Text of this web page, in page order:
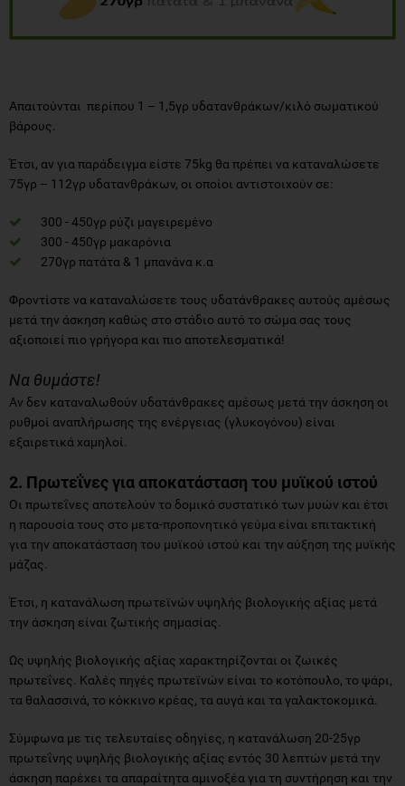
Απαιτούνται περίπου 1 – 1,5γρ υδατανθράκων/κιλό σωματικού
βάρους.
Έτσι, αν για παράδειγμα είστε 75kg θα πρέπει να καταναλώσετε
75γρ – 112γρ υδατανθράκων, οι οποίοι αντιστοιχούν σε:
300 - 450γρ ρύζι μαγειρεμένο
300 - 450γρ μακαρόνια
270γρ πατάτα & 1 μπανάνα κ.α
Φροντίστε να καταναλώσετε τους υδατάνθρακες αυτούς αμέσως
μετά την άσκηση καθώς στο στάδιο αυτό το σώμα σας τους
αξιοποιεί πιο γρήγορα και πιο αποτελεσματικά!
Να θυμάστε!
Aν δεν καταναλωθούν υδατάνθρακες αμέσως μετά την άσκηση οι
ρυθμοί αναπλήρωσης της ενέργειας (γλυκογόνου) είναι
εξαιρετικά χαμηλοί.
2. Πρωτεΐνες για αποκατάσταση του μυϊκού ιστού
Οι πρωτεΐνες αποτελούν το δομικό συστατικό των μυών και έτσι
η παρουσία τους στο μετα-προπονητικό γεύμα είναι επιτακτική
για την αποκατάσταση του μυϊκού ιστού και την αύξηση της μυϊκής
μάζας.
Έτσι, η κατανάλωση πρωτεϊνών υψηλής βιολογικής αξίας μετά
την άσκηση είναι ζωτικής σημασίας.
Ως υψηλής βιολογικής αξίας χαρακτηρίζονται οι ζωικές
πρωτεΐνες. Καλές πηγές πρωτεϊνών είναι το κοτόπουλο, το ψάρι,
τα θαλασσινά, το κόκκινο κρέας, τα αυγά και τα γαλακτοκομικά.
Σύμφωνα με τις τελευταίες οδηγίες, η κατανάλωση 20-25γρ
πρωτεΐνης υψηλής βιολογικής αξίας εντός 30 λεπτών μετά την
άσκηση παρέχει τα απαραίτητα αμινοξέα για τη συντήρηση και την